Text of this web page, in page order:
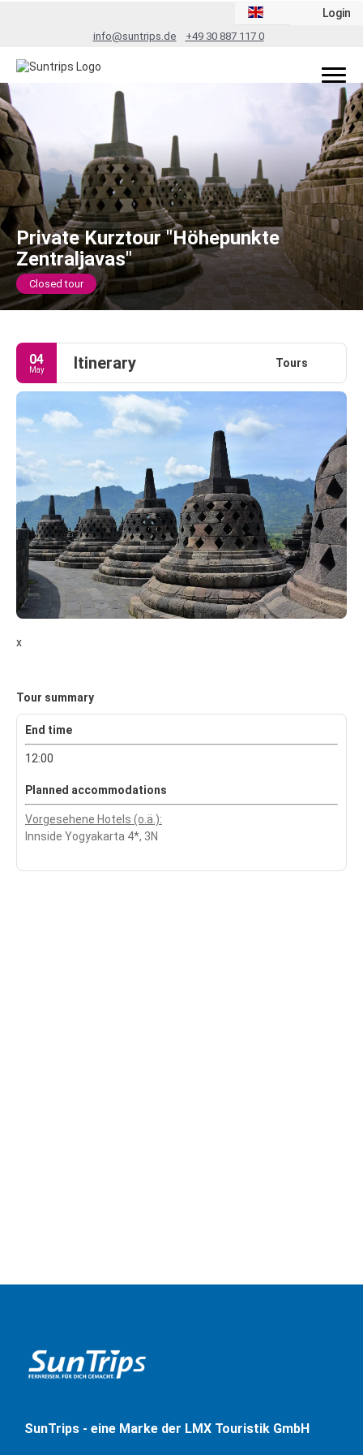
info@suntrips.de +49 30 887 117 0
Login
Private Kurztour "Höhepunkte
Zentraljavas"
Closed tour
04
May Itinerary Tours
x
Tour summary
End time
12:00
Planned accommodations
Vorgesehene Hotels (o.ä.):
Innside Yogyakarta 4*, 3N
SunTrips - eine Marke der LMX Touristik GmbH